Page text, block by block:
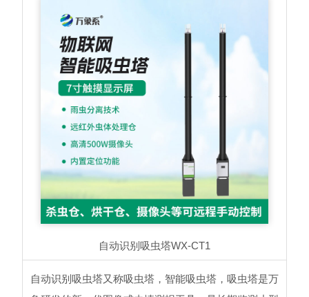
自动识别吸虫塔WX-CT1
自动识别吸虫塔又称吸虫塔，智能吸虫塔，吸虫塔是万